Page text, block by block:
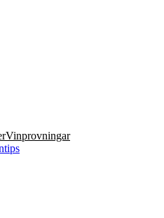
Vinprovningar